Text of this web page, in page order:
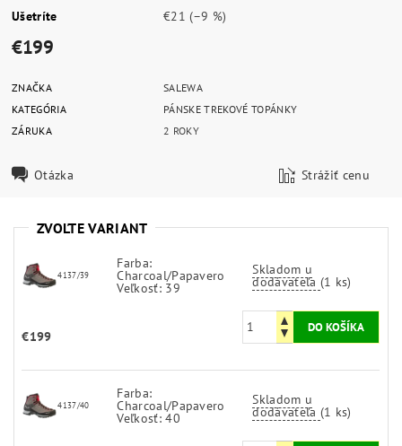
Ušetríte
€21(–9 %)
€199
ZNAČKA
SALEWA
KATEGÓRIA
PÁNSKE TREKOVÉ TOPÁNKY
ZÁRUKA
2 ROKY
Otázka Strážiť cenu
ZVOĽTE VARIANT
4137/39
Farba:
Charcoal/Papavero
Veľkosť: 39
Skladom u
dodávateľa (1 ks)
€199
4137/40
Farba:
Charcoal/Papavero
Veľkosť: 40
Skladom u
dodávateľa (1 ks)